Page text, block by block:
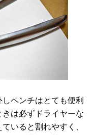
ペンチはとても便利
は必ずドライヤーな
いると割れやすく、